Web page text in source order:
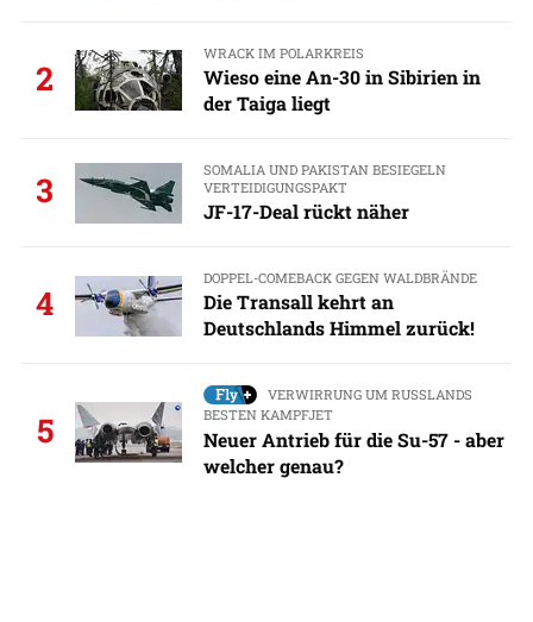
2
WRACK IM POLARKREIS
Wieso eine An-30 in Sibirien in
der Taiga liegt
3
SOMALIA UND PAKISTAN BESIEGELN
VERTEIDIGUNGSPAKT
JF-17-Deal rückt näher
4
DOPPEL-COMEBACK GEGEN WALDBRÄNDE
Die Transall kehrt an
Deutschlands Himmel zurück!
5
VERWIRRUNG UM RUSSLANDS
BESTEN KAMPFJET
Neuer Antrieb für die Su-57 - aber
welcher genau?